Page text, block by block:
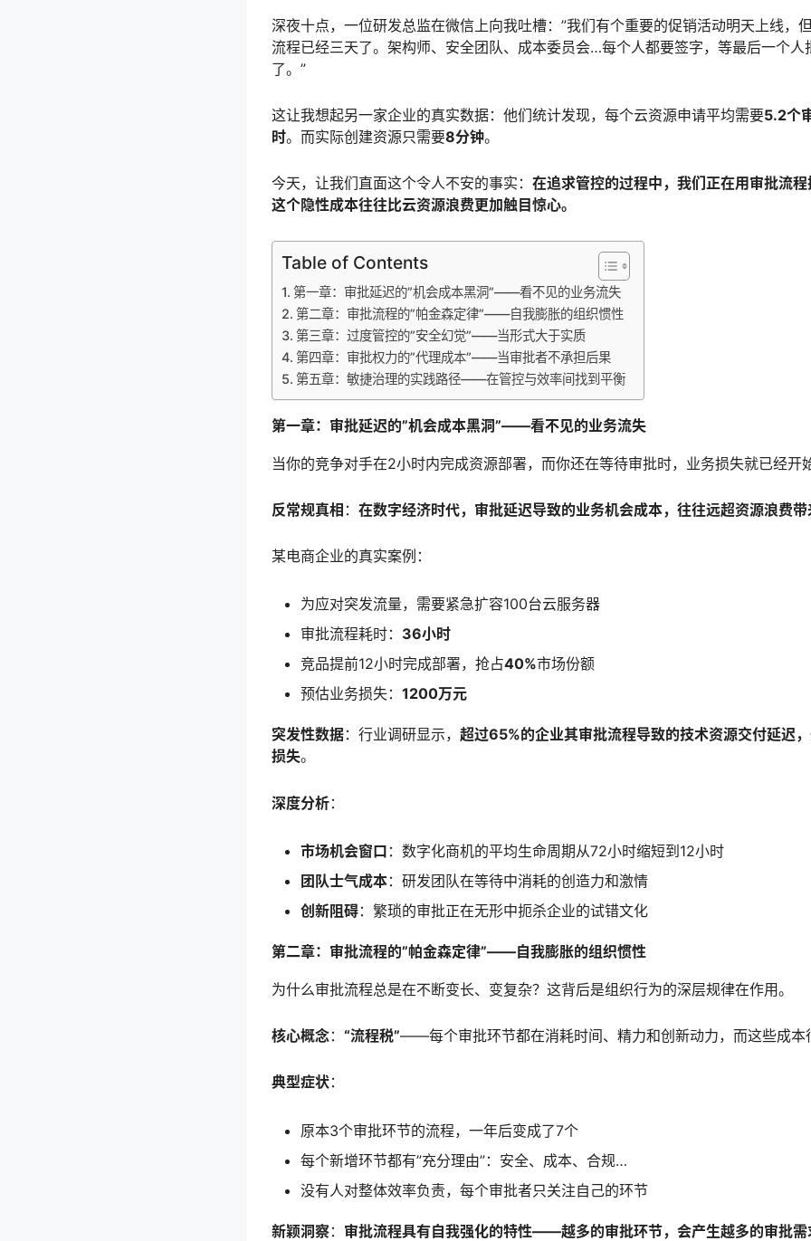
深夜十点，一位研发总监在微信上向我吐槽：”我们有个重要的促销活动明天上线，
流程已经三天了。架构师、安全团队、成本委员会…每个人都要签字，等最后一个人
了。”
这让我想起另一家企业的真实数据：他们统计发现，每个云资源申请平均需要5.2个
时。而实际创建资源只需要8分钟。
今天，让我们直面这个令人不安的事实： 在追求管控的过程中，我们正在用审批流
这个隐性成本往往比云资源浪费更加触目惊心。
Table of Contents
第一章：审批延迟的”机会成本黑洞”——看不见的业务流失
第二章：审批流程的”帕金森定律”——自我膨胀的组织惯性
第三章：过度管控的”安全幻觉”——当形式大于实质
第四章：审批权力的”代理成本”——当审批者不承担后果
第五章：敏捷治理的实践路径——在管控与效率间找到平衡
第一章：审批延迟的”机会成本黑洞”——看不见的业务流失
当你的竞争对手在2小时内完成资源部署，而你还在等待审批时，业务损失就已经开
反常规真相 ： 在数字经济时代，审批延迟导致的业务机会成本，往往远超资源浪费
某电商企业的真实案例：
为应对突发流量，需要紧急扩容100台云服务器
审批流程耗时： 36小时
竞品提前12小时完成部署，抢占40%市场份额
预估业务损失： 1200万元
突发性数据：行业调研显示， 超过65%的企业其审批流程导致的技术资源交付延迟
损失。
深度分析：
市场机会窗口 ：数字化商机的平均生命周期从72小时缩短到12小时
团队士气成本：研发团队在等待中消耗的创造力和激情
创新阻碍：繁琐的审批正在无形中扼杀企业的试错文化
第二章：审批流程的”帕金森定律”——自我膨胀的组织惯性
为什么审批流程总是在不断变长、变复杂？这背后是组织行为的深层规律在作用。
核心概念： “流程税”——每个审批环节都在消耗时间、精力和创新动力，而这些成本
典型症状：
原本3个审批环节的流程，一年后变成了7个
每个新增环节都有”充分理由”：安全、成本、合规…
没有人对整体效率负责，每个审批者只关注自己的环节
新颖洞察： 审批流程具有自我强化的特性——越多的审批环节，会产生越多的审批需